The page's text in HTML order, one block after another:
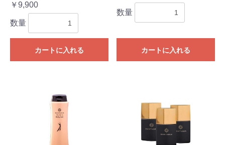
￥9,900
数量
カートに入れる
数量
カートに入れる